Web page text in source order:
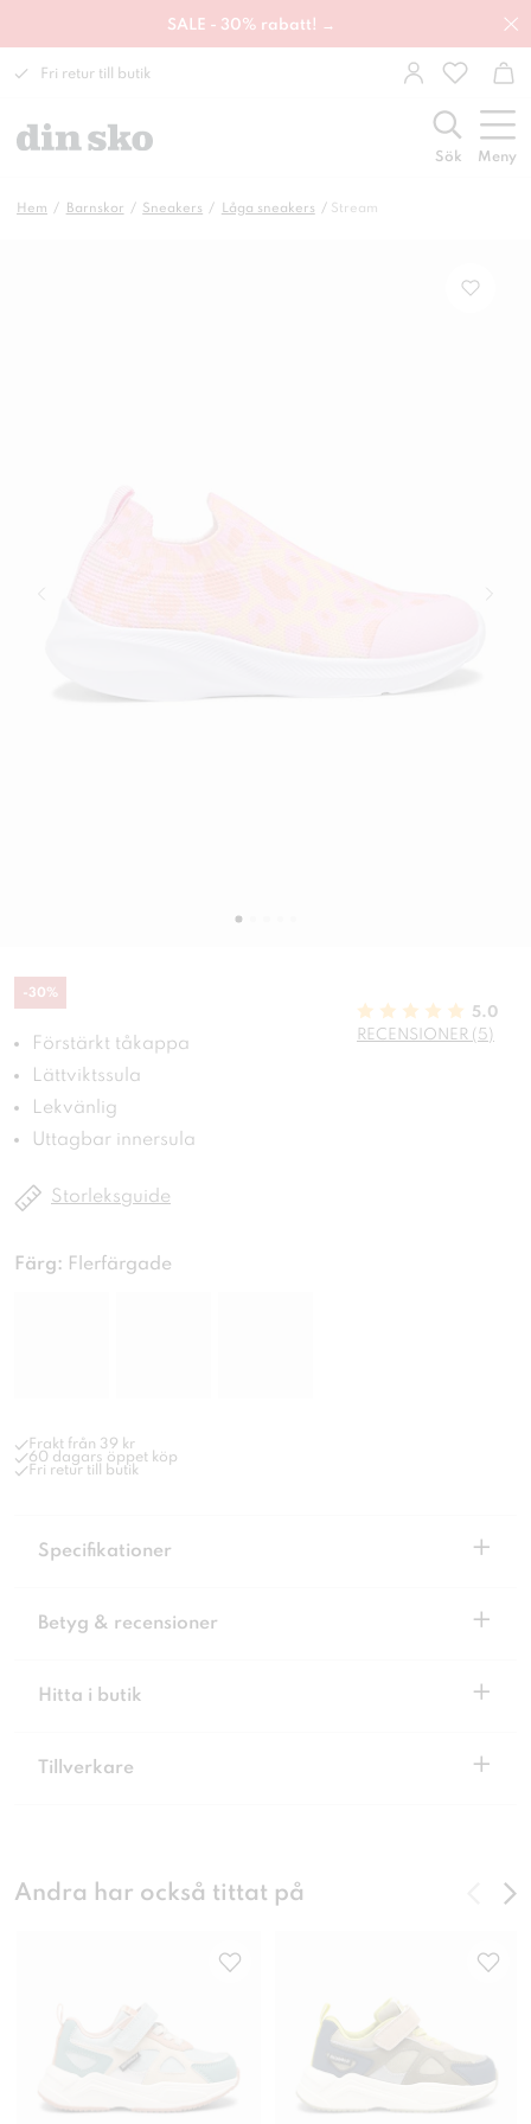
SALE - 30% rabatt! →
Fri retur till butik
Sök Meny
Hem Barnskor Sneakers Låga sneakers Stream
-30%
Förstärkt tåkappa
Lättviktssula
Lekvänlig
Uttagbar innersula
5.0
RECENSIONER (5)
Storleksguide
Färg: Flerfärgade
Frakt från 39 kr
60 dagars öppet köp
Fri retur till butik
Specifikationer +
Betyg & recensioner +
Hitta i butik +
Tillverkare +
Andra har också tittat på